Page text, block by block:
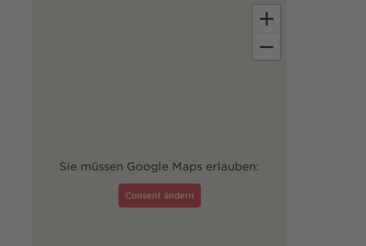
Sie müssen Google Maps erlauben:
Consent ändern
+
−